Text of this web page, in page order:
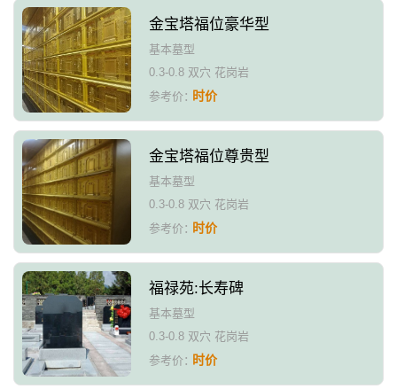
金宝塔福位豪华型
基本墓型
0.3-0.8 双穴 花岗岩
参考价：时价
金宝塔福位尊贵型
基本墓型
0.3-0.8 双穴 花岗岩
参考价：时价
福禄苑:长寿碑
基本墓型
0.3-0.8 双穴 花岗岩
参考价：时价